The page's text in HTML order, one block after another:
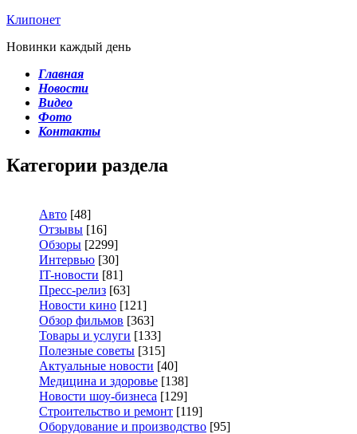
Клипонет
Новинки каждый день
Главная
Новости
Видео
Фото
Контакты
Категории раздела
Авто [48]
Отзывы [16]
Обзоры [2299]
Интервью [30]
IT-новости [81]
Пресс-релиз [63]
Новости кино [121]
Обзор фильмов [363]
Товары и услуги [133]
Полезные советы [315]
Актуальные новости [40]
Медицина и здоровье [138]
Новости шоу-бизнеса [129]
Строительство и ремонт [119]
Оборудование и производство [95]